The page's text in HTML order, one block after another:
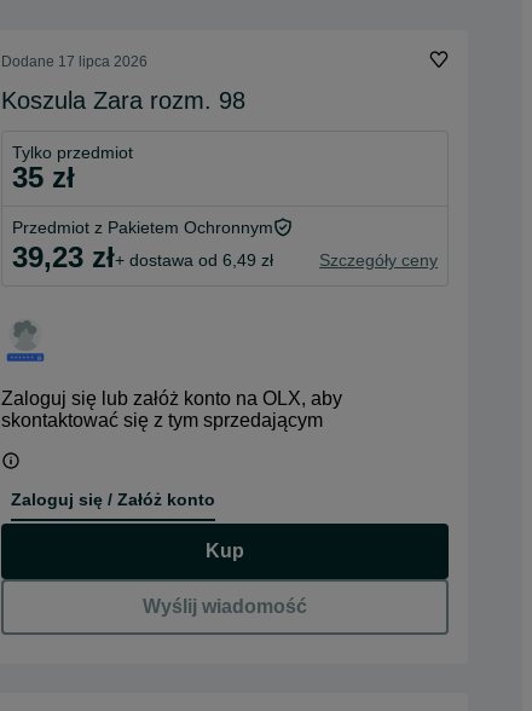
Dodane 17 lipca 2026
Koszula Zara rozm. 98
Tylko przedmiot
35 zł
Przedmiot z Pakietem Ochronnym
39,23 zł+ dostawa od 6,49 zł Szczegóły ceny
Zaloguj się lub załóż konto na OLX, aby
skontaktować się z tym sprzedającym
Zaloguj się / Załóż konto
Kup
Wyślij wiadomość